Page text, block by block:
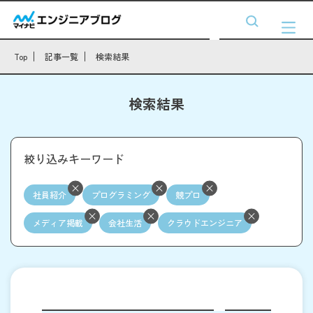
Top 記事一覧 検索結果
検索結果
絞り込みキーワード
社員紹介 プログラミング 競プロ
メディア掲載 会社生活 クラウドエンジニア